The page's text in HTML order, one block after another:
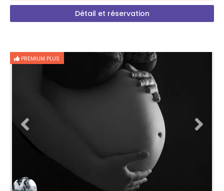
Détail et réservation
PREMIUM PLUS